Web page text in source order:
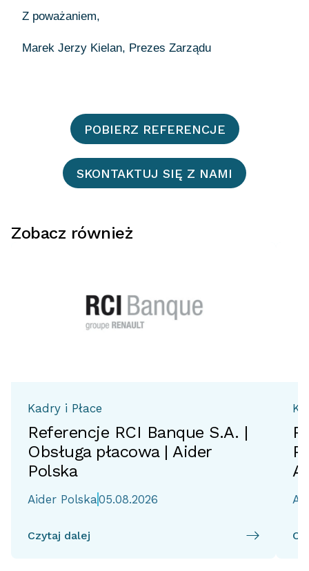
Z poważaniem,
POBIERZ REFERENCJE
SKONTAKTUJ SIĘ Z NAMI
Zobacz również
Kadry i Płace
Referencje RCI Banque S.A. |
Obsługa płacowa | Aider
Polska
Aider Polska05.08.2026
Czytaj dalej